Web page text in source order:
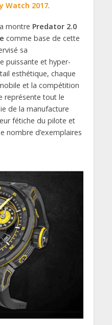
Watch 2017.
montre Predator 2.0
comme base de cette
sa
puissante et hyper-
esthétique, chaque
et la compétition
représente tout le
de la manufacture
fétiche du pilote et
nombre d’exemplaires